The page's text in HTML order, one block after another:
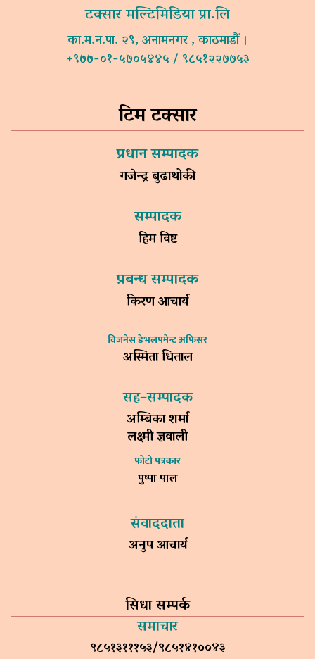
टक्सार मल्टिमिडिया प्रा.लि
का.म.न.पा. २९, अनामनगर , काठमाडौं ।
+९७७-०१-५७०५४४५ / ९८५१२२७७५३
टिम टक्सार
प्रधान सम्पादक
गजेन्द्र बुढाथोकी
सम्पादक
हिम विष्ट
प्रबन्ध सम्पादक
किरण आचार्य
विजनेस डेभलपमेन्ट अफिसर
अस्मिता धिताल
सह–सम्पादक
अम्बिका शर्मा
लक्ष्मी ज्ञवाली
फोटो पत्रकार
पुष्पा पाल
संवाददाता
अनुप आचार्य
सिधा सम्पर्क
समाचार
९८५१३१११५३/९८५१४१००४३